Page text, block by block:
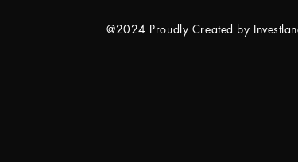
@2024 Proudly Created by